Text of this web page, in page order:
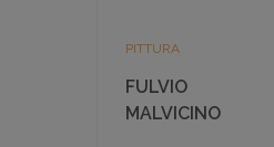
PITTURA
FULVIO
MALVICINO